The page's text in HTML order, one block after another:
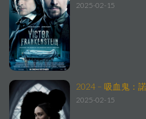
2025-02-15
2024 – 吸血鬼：
2025-02-15